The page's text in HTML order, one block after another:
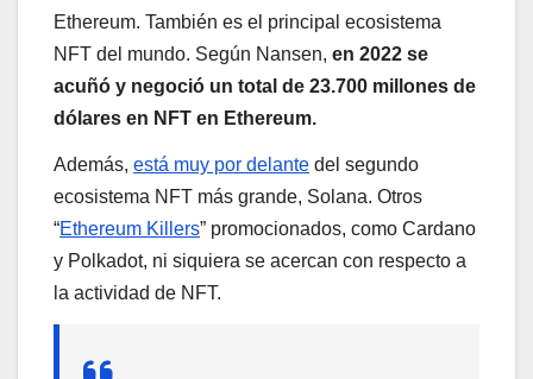
Ethereum. También es el principal ecosistema
NFT del mundo. Según Nansen, en 2022 se
acuñó y negoció un total de 23.700 millones de
dólares en NFT en Ethereum.
Además, está muy por delante del segundo
ecosistema NFT más grande, Solana. Otros
“Ethereum Killers” promocionados, como Cardano
y Polkadot, ni siquiera se acercan con respecto a
la actividad de NFT.